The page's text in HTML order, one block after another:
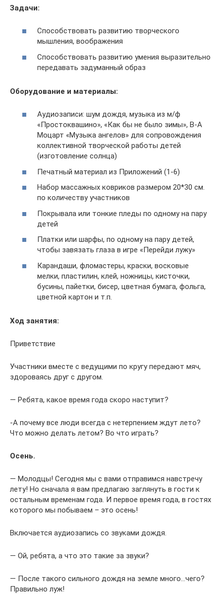
Задачи:
Способствовать развитию творческого
мышления, воображения
Способствовать развитию умения выразительно
передавать задуманный образ
Оборудование и материалы:
Аудиозаписи: шум дождя, музыка из м/ф
«Простоквашино», «Как бы не было зимы», В-А
Моцарт «Музыка ангелов» для сопровождения
коллективной творческой работы детей
(изготовление солнца)
Печатный материал из Приложений (1-6)
Набор массажных ковриков размером 20*30 см.
по количеству участников
Покрывала или тонкие пледы по одному на пару
детей
Платки или шарфы, по одному на пару детей,
чтобы завязать глаза в игре «Перейди лужу»
Карандаши, фломастеры, краски, восковые
мелки, пластилин, клей, ножницы, кисточки,
бусины, пайетки, бисер, цветная бумага, фольга,
цветной картон и т.п.
Ход занятия:
Приветствие
Участники вместе с ведущими по кругу передают мяч,
здороваясь друг с другом.
— Ребята, какое время года скоро наступит?
-А почему все люди всегда с нетерпением ждут лето?
Что можно делать летом? Во что играть?
Осень.
— Молодцы! Сегодня мы с вами отправимся навстречу
лету! Но сначала я вам предлагаю заглянуть в гости к
остальным временам года. И первое время года, в гостях
которого мы побываем – это осень!
Включается аудиозапись со звуками дождя.
— Ой, ребята, а что это такие за звуки?
— После такого сильного дождя на земле много…чего?
Правильно луж!